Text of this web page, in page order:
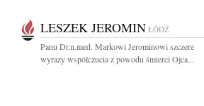
LESZEK JEROMIN ŁÓDŹ
Panu Dr.n.med. Markowi Jerominowi szczere
wyrazy współczucia z powodu śmierci Ojca...